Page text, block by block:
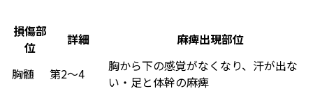
損傷部
位
詳細 麻痺出現部位
胸髄 第2～4
胸から下の感覚がなくなり、汗が出な
い・足と体幹の麻痺